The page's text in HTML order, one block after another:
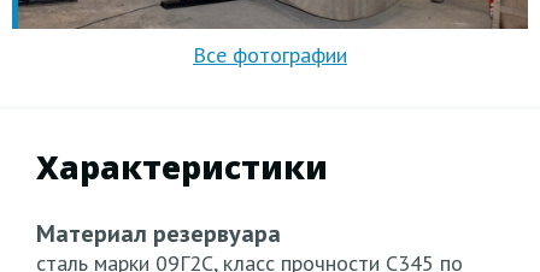
Характеристики
Материал резервуара
сталь марки 09Г2С, класс прочности С345 по